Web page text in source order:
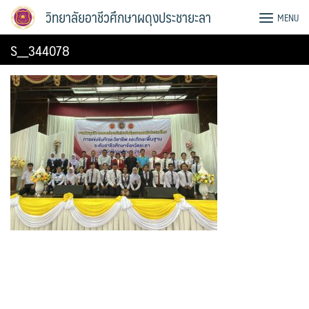
Skip
วิทยาลัยอาชีวศึกษาผดุงประชายะลา MENU
S__344078